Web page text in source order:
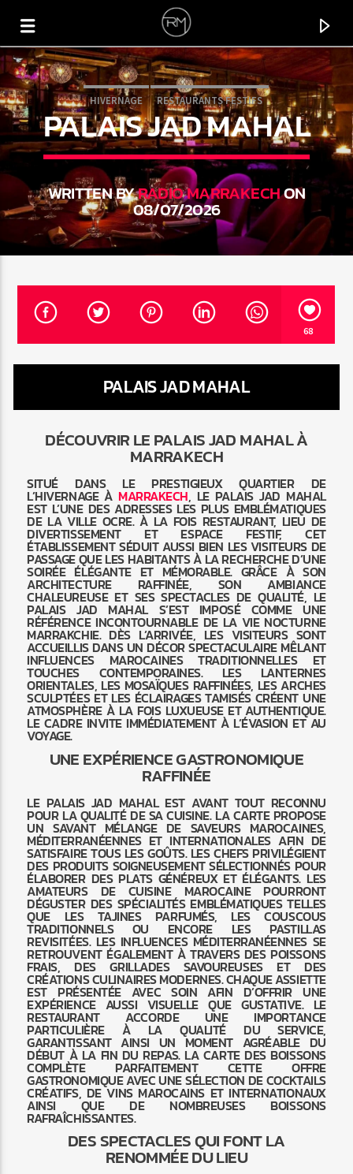
CURRENT TRACK
TRY
LAOLU
HIVERNAGE RESTAURANTS FESTIFS
PALAIS JAD MAHAL
WRITTEN BYRADIO MARRAKECHON
08/07/2026
68
PALAIS JAD MAHAL
DÉCOUVRIR LE PALAIS JAD MAHAL À
MARRAKECH
SITUÉ DANS LE PRESTIGIEUX QUARTIER DE
L’HIVERNAGE ÀMARRAKECH, LE PALAIS JAD MAHAL
EST L’UNE DES ADRESSES LES PLUS EMBLÉMATIQUES
DE LA VILLE OCRE. À LA FOIS RESTAURANT, LIEU DE
DIVERTISSEMENT ET ESPACE FESTIF, CET
ÉTABLISSEMENT SÉDUIT AUSSI BIEN LES VISITEURS DE
PASSAGE QUE LES HABITANTS À LA RECHERCHE D’UNE
SOIRÉE ÉLÉGANTE ET MÉMORABLE. GRÂCE À SON
ARCHITECTURE RAFFINÉE, SON AMBIANCE
CHALEUREUSE ET SES SPECTACLES DE QUALITÉ, LE
PALAIS JAD MAHAL S’EST IMPOSÉ COMME UNE
RÉFÉRENCE INCONTOURNABLE DE LA VIE NOCTURNE
MARRAKCHIE. DÈS L’ARRIVÉE, LES VISITEURS SONT
ACCUEILLIS DANS UN DÉCOR SPECTACULAIRE MÊLANT
INFLUENCES MAROCAINES TRADITIONNELLES ET
TOUCHES CONTEMPORAINES. LES LANTERNES
ORIENTALES, LES MOSAÏQUES RAFFINÉES, LES ARCHES
SCULPTÉES ET LES ÉCLAIRAGES TAMISÉS CRÉENT UNE
ATMOSPHÈRE À LA FOIS LUXUEUSE ET AUTHENTIQUE.
LE CADRE INVITE IMMÉDIATEMENT À L’ÉVASION ET AU
VOYAGE.
UNE EXPÉRIENCE GASTRONOMIQUE
RAFFINÉE
LE PALAIS JAD MAHAL EST AVANT TOUT RECONNU
POUR LA QUALITÉ DE SA CUISINE. LA CARTE PROPOSE
UN SAVANT MÉLANGE DE SAVEURS MAROCAINES,
MÉDITERRANÉENNES ET INTERNATIONALES AFIN DE
SATISFAIRE TOUS LES GOÛTS. LES CHEFS PRIVILÉGIENT
DES PRODUITS SOIGNEUSEMENT SÉLECTIONNÉS POUR
ÉLABORER DES PLATS GÉNÉREUX ET ÉLÉGANTS. LES
AMATEURS DE CUISINE MAROCAINE POURRONT
DÉGUSTER DES SPÉCIALITÉS EMBLÉMATIQUES TELLES
QUE LES TAJINES PARFUMÉS, LES COUSCOUS
TRADITIONNELS OU ENCORE LES PASTILLAS
REVISITÉES. LES INFLUENCES MÉDITERRANÉENNES SE
RETROUVENT ÉGALEMENT À TRAVERS DES POISSONS
FRAIS, DES GRILLADES SAVOUREUSES ET DES
CRÉATIONS CULINAIRES MODERNES. CHAQUE ASSIETTE
EST PRÉSENTÉE AVEC SOIN AFIN D’OFFRIR UNE
EXPÉRIENCE AUSSI VISUELLE QUE GUSTATIVE. LE
RESTAURANT ACCORDE UNE IMPORTANCE
PARTICULIÈRE À LA QUALITÉ DU SERVICE,
GARANTISSANT AINSI UN MOMENT AGRÉABLE DU
DÉBUT À LA FIN DU REPAS. LA CARTE DES BOISSONS
COMPLÈTE PARFAITEMENT CETTE OFFRE
GASTRONOMIQUE AVEC UNE SÉLECTION DE COCKTAILS
CRÉATIFS, DE VINS MAROCAINS ET INTERNATIONAUX
AINSI QUE DE NOMBREUSES BOISSONS
RAFRAÎCHISSANTES.
DES SPECTACLES QUI FONT LA
RENOMMÉE DU LIEU